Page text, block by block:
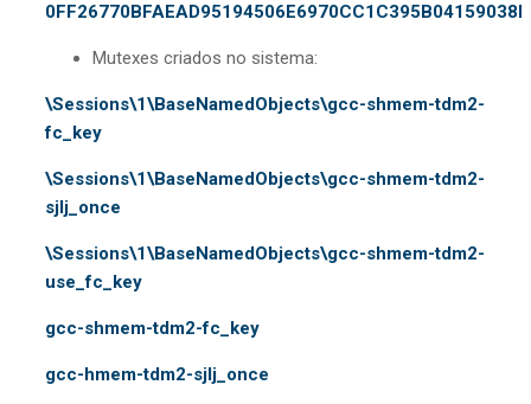
Mutexes criados no sistema:
\Sessions\1\BaseNamedObjects\gcc-shmem-tdm2-
fc_key
\Sessions\1\BaseNamedObjects\gcc-shmem-tdm2-
sjlj_once
\Sessions\1\BaseNamedObjects\gcc-shmem-tdm2-
use_fc_key
gcc-shmem-tdm2-fc_key
gcc-hmem-tdm2-sjlj_once